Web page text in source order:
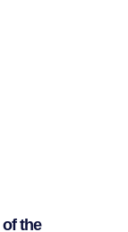
the